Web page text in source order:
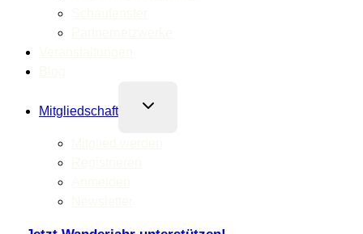
Mitgliedschaft
Untermenü